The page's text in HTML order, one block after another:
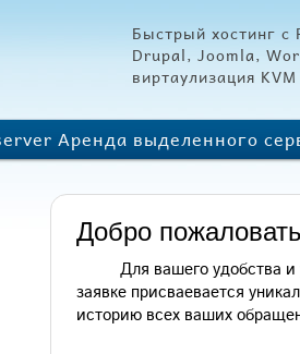
Аренда выделенного
Быстрый хостинг c
Drupal, Joomla,
виртаулизация
Добро
Для вашего удобства
заявке присваевается
историю всех ваших